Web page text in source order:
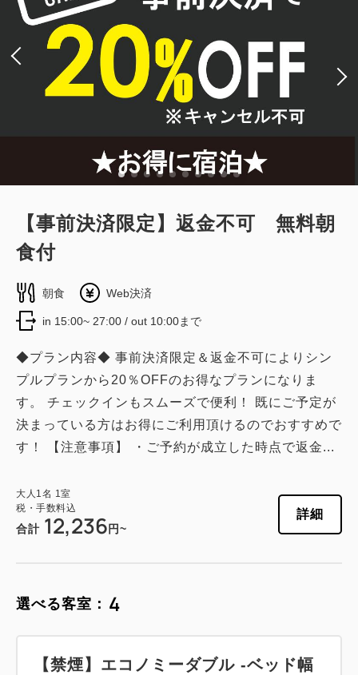
会員価格 13,841
税・手数料込
合計 14,570
Wi-Fiあり（無料）
残り1室 詳細 今すぐ予約
【事前決済限定】返金不可 無料朝
食付
朝食 Web決済
in 15:00~ 27:00 / out 10:00まで
◆プラン内容◆ 事前決済限定＆返金不可によりシン
プルプランから20％OFFのお得なプランになりま
す。 チェックインもスムーズで便利！ 既にご予定が
決まっている方はお得にご利用頂けるのでおすすめで
す！ 【注意事項】 ・ご予約が成立した時点で返金...
大人 1名 1室
税・手数料込
合計 12,236 円~
詳細
選べる客室： 4
【禁煙】エコノミーダブル -ベッド幅